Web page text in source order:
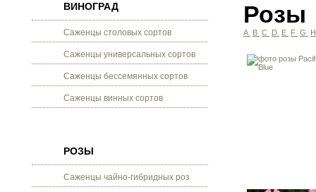
ВИНОГРАД
Саженцы столовых сортов
Саженцы универсальных сортов
Саженцы бессемянных сортов
Саженцы винных сортов
РОЗЫ
Саженцы чайно-гибридных роз
Розы
A B C D E F G